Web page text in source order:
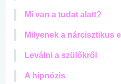
Mi van a tudat alatt?
Milyenek a nárcisztikus
Leválni a szülőkről
A hipnózis